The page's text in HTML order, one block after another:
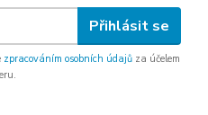
Přihlásit se
zpracováním osobních údajů za účelem